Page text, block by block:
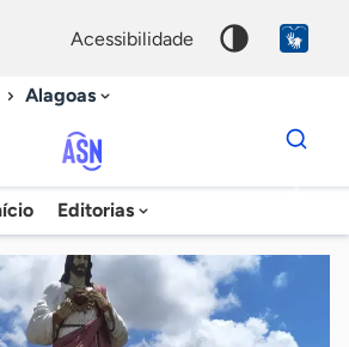
acessibilidade
Alagoas
Agência
Sebrae
de
Notícias
Editorias
Dados
para
chave